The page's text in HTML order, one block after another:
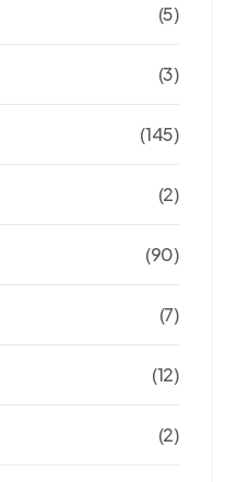
(5)
(3)
(145)
(2)
(90)
(7)
(12)
(2)